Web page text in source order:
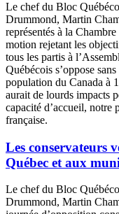
Le chef du Bloc
Drummond, Martin
représentés à la
motion rejetant les
tous les partis à
Québécois s’oppose
population du Canada à
aurait de lourds impacts
capacité d’accueil, notre
française.
Les conservateurs
Québec et aux
Le chef du Bloc
Drummond, Martin